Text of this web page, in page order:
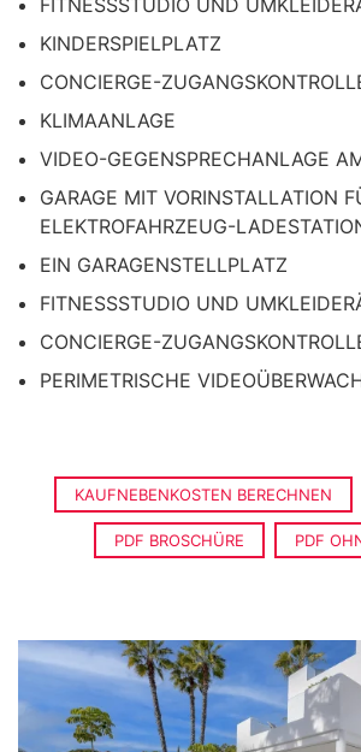
FITNESSSTUDIO UND
KINDERSPIELPLATZ
CONCIERGE-
KLIMAANLAGE
VIDEO-GEGENSPRECHANLAGE
GARAGE MIT VORINSTALLATION
ELEKTROFAHRZEUG-
EIN GARAGENSTELLPLATZ
FITNESSSTUDIO UND
CONCIERGE-
PERIMETRISCHE
KAUFNEBENKOSTEN BERECHNEN
PDF BROSCHÜRE PDF